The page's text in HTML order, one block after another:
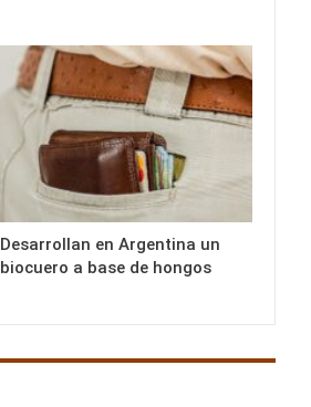
Desarrollan en Argentina un
biocuero a base de hongos